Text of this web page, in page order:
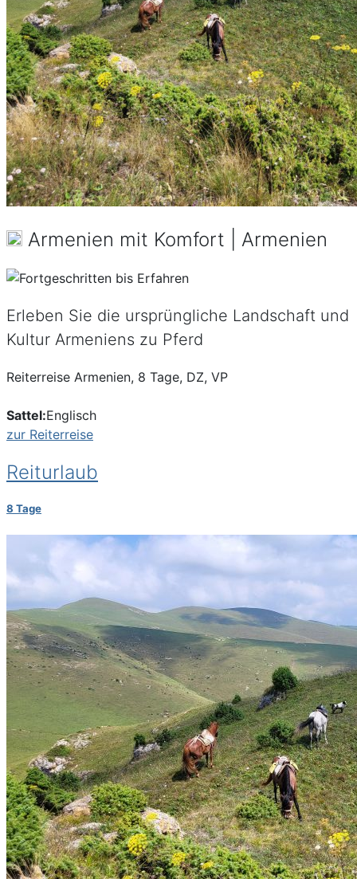
Armenien mit Komfort | Armenien
Erleben Sie die ursprüngliche Landschaft und
Kultur Armeniens zu Pferd
Reiterreise Armenien, 8 Tage, DZ, VP
Sattel:Englisch
zur Reiterreise
Reiturlaub
8 Tage